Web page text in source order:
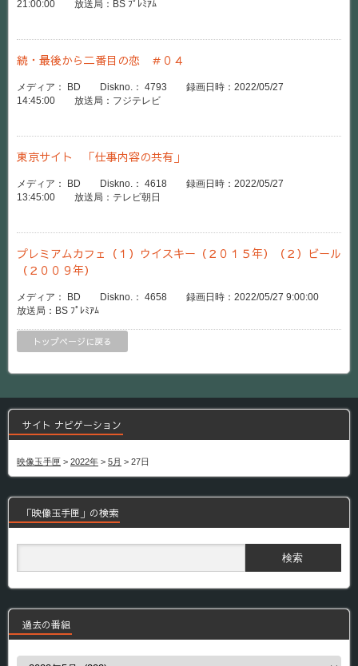
21:00:00 放送局：BS ﾌﾟﾚﾐｱﾑ
続・最後から二番目の恋 ＃０４
メディア： BD Diskno.： 4793 録画日時：2022/05/27
14:45:00 放送局：フジテレビ
東京サイト 「仕事内容の共有」
メディア： BD Diskno.： 4618 録画日時：2022/05/27
13:45:00 放送局：テレビ朝日
プレミアムカフェ（１）ウイスキー（２０１５年）（２）ビール
（２００９年）
メディア： BD Diskno.： 4658 録画日時：2022/05/27 9:00:00
放送局：BS ﾌﾟﾚﾐｱﾑ
トップページに戻る
サイト ナビゲーション
映像玉手匣 > 2022年 > 5月 > 27日
「映像玉手匣」の検索
過去の番組
過